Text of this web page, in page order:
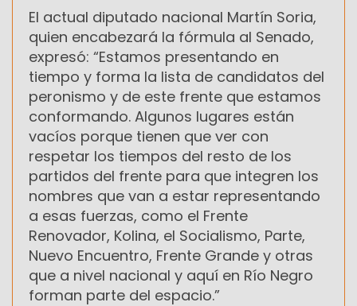
El actual diputado nacional Martín Soria,
quien encabezará la fórmula al Senado,
expresó: “Estamos presentando en
tiempo y forma la lista de candidatos del
peronismo y de este frente que estamos
conformando. Algunos lugares están
vacíos porque tienen que ver con
respetar los tiempos del resto de los
partidos del frente para que integren los
nombres que van a estar representando
a esas fuerzas, como el Frente
Renovador, Kolina, el Socialismo, Parte,
Nuevo Encuentro, Frente Grande y otras
que a nivel nacional y aquí en Río Negro
forman parte del espacio.”